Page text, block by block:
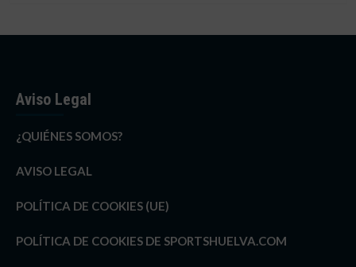
Aviso Legal
¿QUIÉNES SOMOS?
AVISO LEGAL
POLÍTICA DE COOKIES (UE)
POLÍTICA DE COOKIES DE SPORTSHUELVA.COM